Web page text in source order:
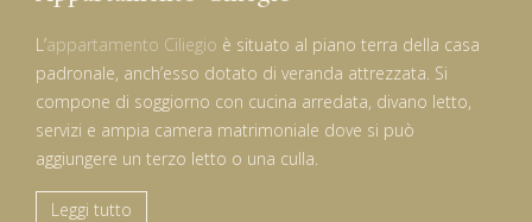
L’appartamento Ciliegio è situato al piano terra della casa
padronale, anch’esso dotato di veranda attrezzata. Si
compone di soggiorno con cucina arredata, divano letto,
servizi e ampia camera matrimoniale dove si può
aggiungere un terzo letto o una culla.
Leggi tutto